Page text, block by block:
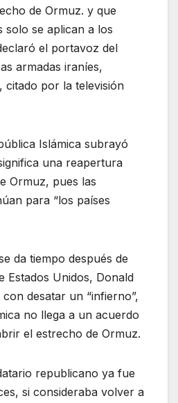
de Ormuz. y que
solo se aplican a los
el portavoz del
armadas iraníes,
citado por la televisión
Islámica subrayó
una reapertura
Ormuz, pues las
para “los países
da tiempo después de
Estados Unidos, Donald
desatar un “infierno”,
no llega a un acuerdo
el estrecho de Ormuz.
republicano ya fue
si consideraba volver a